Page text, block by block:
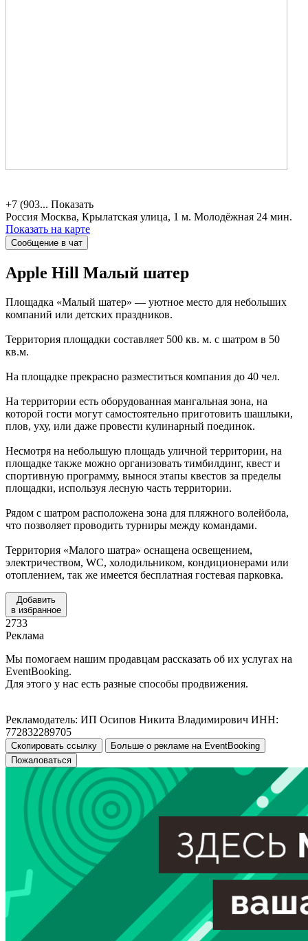
+7 (903... Показать
Россия Москва, Крылатская улица, 1 м. Молодёжная 24 мин.
Показать на карте
Сообщение в чат
Apple Hill Малый шатер
Площадка «Малый шатер» — уютное место для небольших
компаний или детских праздников.
Территория площадки составляет 500 кв. м. с шатром в 50
кв.м.
На площадке прекрасно разместиться компания до 40 чел.
На территории есть оборудованная мангальная зона, на
которой гости могут самостоятельно приготовить шашлыки,
плов, уху, или даже провести кулинарный поединок.
Несмотря на небольшую площадь уличной территории, на
площадке также можно организовать тимбилдинг, квест и
спортивную программу, вынося этапы квестов за пределы
площадки, используя лесную часть территории.
Рядом с шатром расположена зона для пляжного волейбола,
что позволяет проводить турниры между командами.
Территория «Малого шатра» оснащена освещением,
электричеством, WC, холодильником, кондиционерами или
отоплением, так же имеется бесплатная гостевая парковка.
Добавить
в избранное
2733
Реклама
Мы помогаем нашим продавцам рассказать об их услугах на
EventBooking.
Для этого у нас есть разные способы продвижения.
Рекламодатель: ИП Осипов Никита Владимирович ИНН:
772832289705
Скопировать ссылку
Больше о рекламе на EventBooking
Пожаловаться